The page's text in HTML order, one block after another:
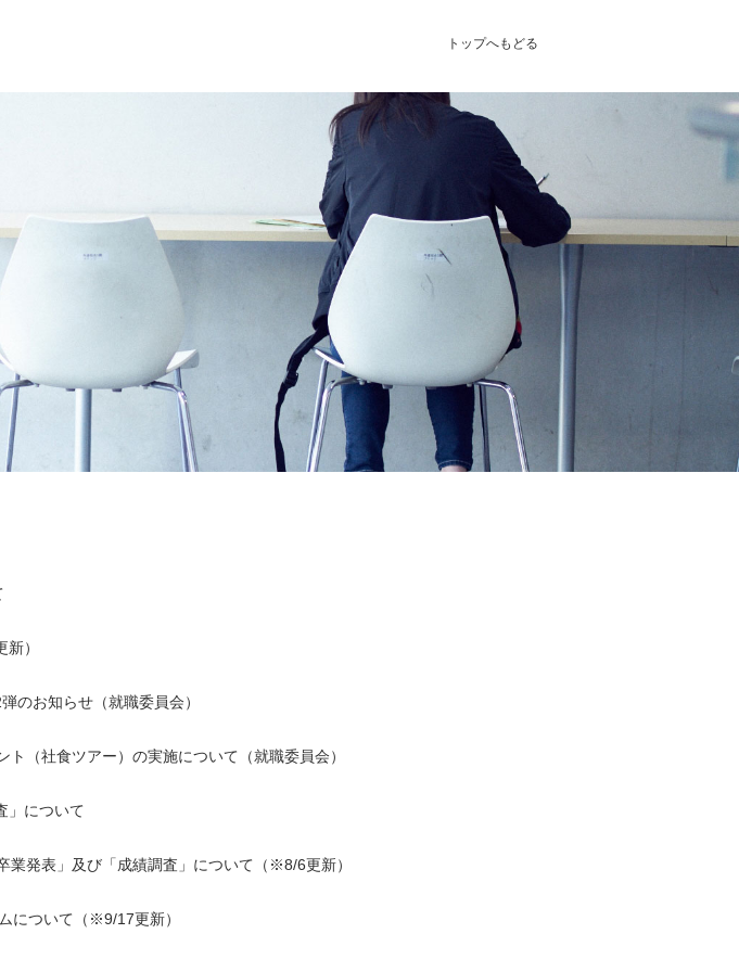
トップへもどる
）
のお知らせ（就職委員会）
（社食ツアー）の実施について（就職委員会）
」について
業発表」及び「成績調査」について（※8/6更新）
について（※9/17更新）